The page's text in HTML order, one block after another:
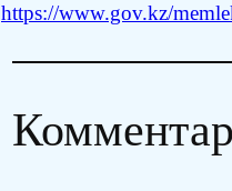
https://www.gov.kz/